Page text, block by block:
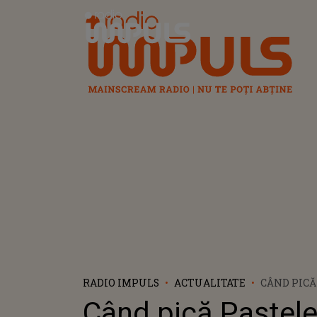
Radio Impuls
RADIO IMPULS ACTUALITATE
CÂND
CATOLIC ÎN